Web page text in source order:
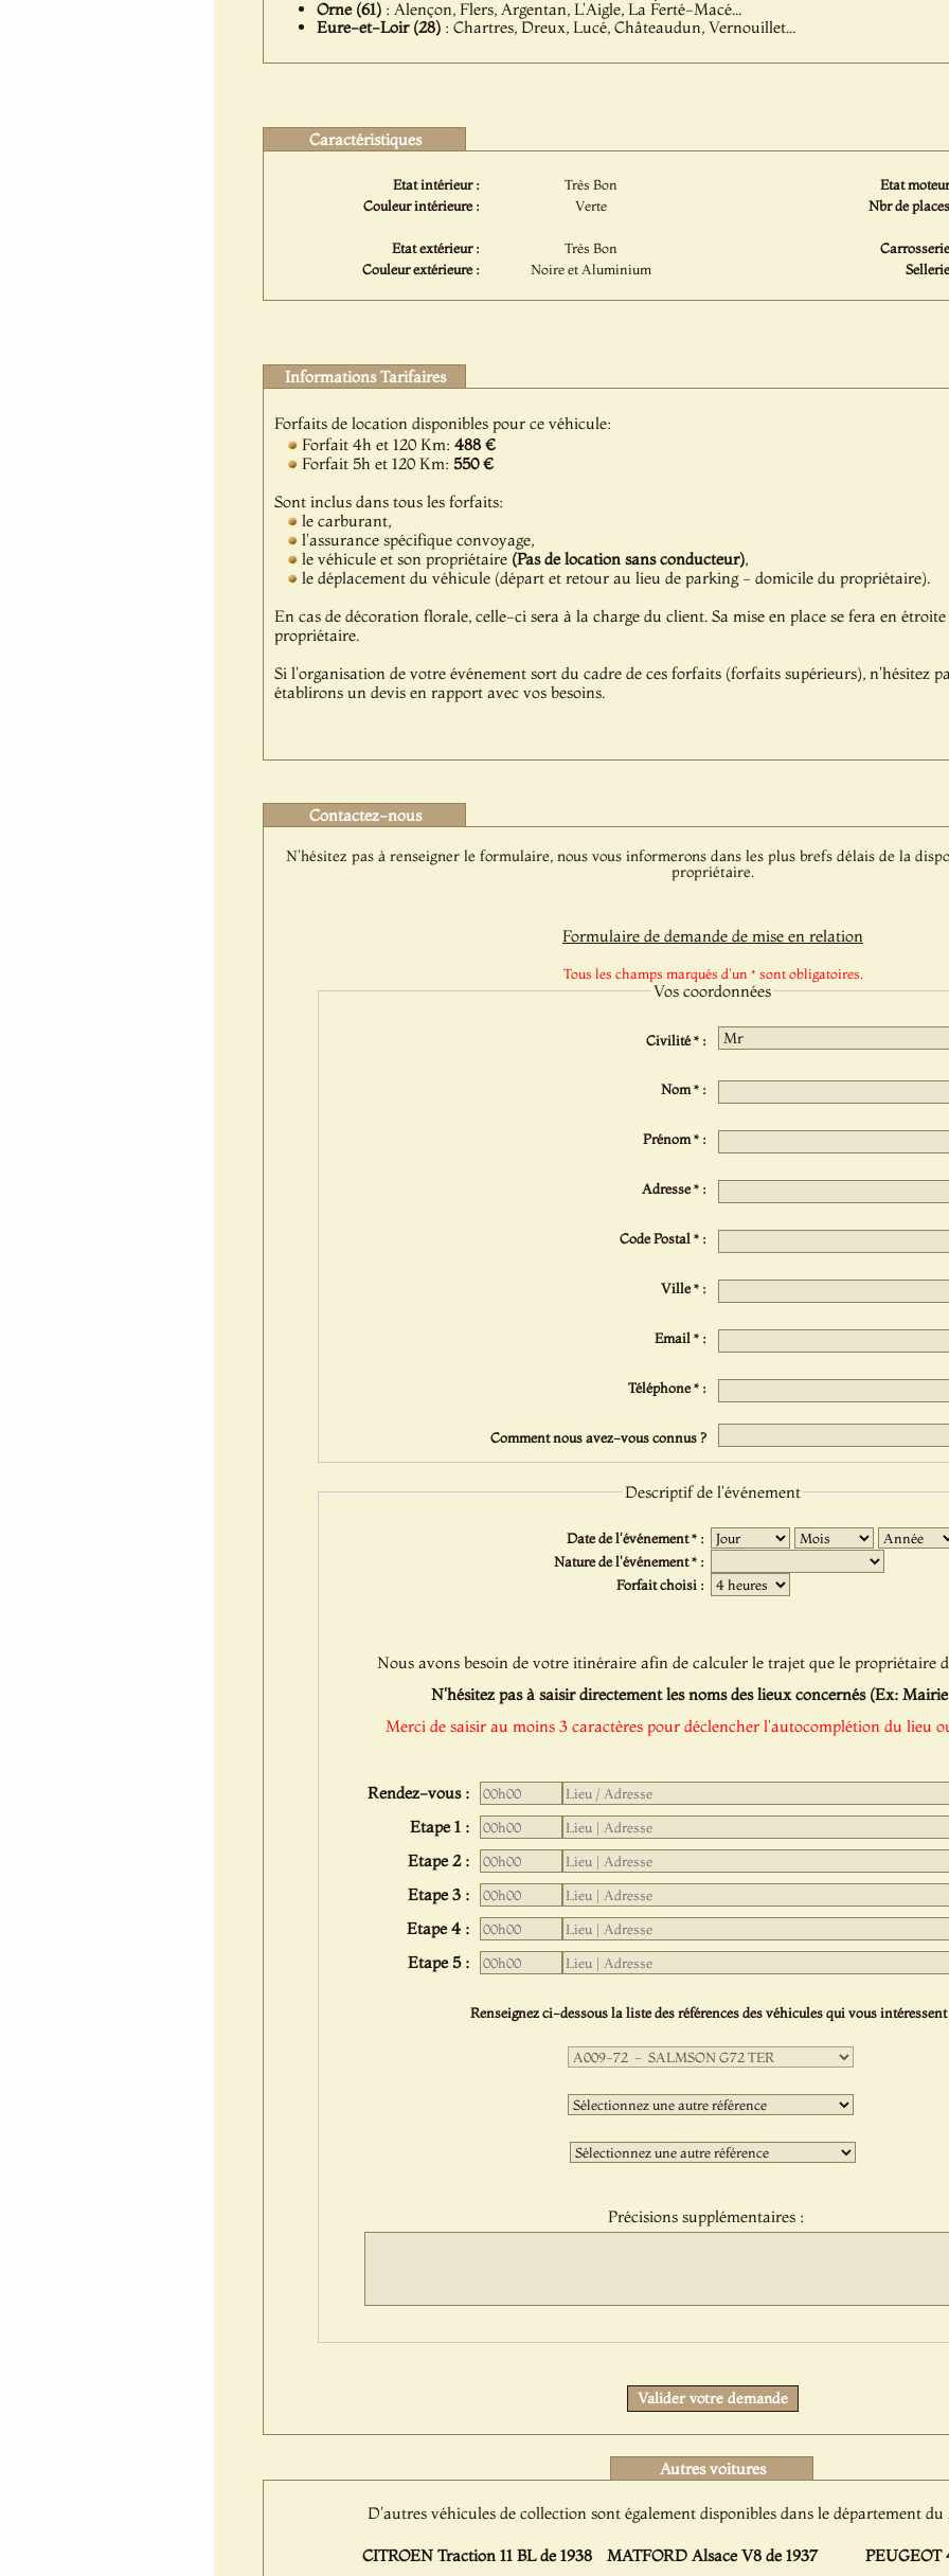
Orne (61): Alençon, Flers, Argentan, L'Aigle, La Ferté-Macé...
Eure-et-Loir (28): Chartres, Dreux, Lucé, Châteaudun, Vernouillet...
Caractéristiques
Etat intérieur :
Très Bon
Couleur intérieure :
Verte
Etat extérieur :
Très Bon
Couleur extérieure :
Noire et Aluminium
Etat
Nbr de
Informations Tarifaires
Forfaits de location disponibles pour ce véhicule:
Forfait 4h et 120 Km: 488 €
Forfait 5h et 120 Km: 550 €
Sont inclus dans tous les forfaits:
le carburant,
l'assurance spécifique convoyage,
le véhicule et son propriétaire (Pas de location sans conducteur),
le déplacement du véhicule (départ et retour au lieu de parking - domicile du propriétaire).
En cas de décoration florale, celle-ci sera à la charge du client. Sa mise en place se fera en
propriétaire.
Si l'organisation de votre événement sort du cadre de ces forfaits (forfaits supérieurs), n'hésitez
établirons un devis en rapport avec vos besoins.
Contactez-nous
N'hésitez pas à renseigner le formulaire, nous vous informerons dans les plus brefs délais de la
propriétaire.
Formulaire de demande de mise en relation
Tous les champs marqués d'un * sont obligatoires.
Vos coordonnées
Civilité * :
Nom * :
Prénom * :
Adresse * :
Code Postal * :
Ville * :
Email * :
Téléphone * :
Comment nous avez-vous connus ?
Descriptif de l'événement
Date de l'événement * :
Nature de l'événement * :
Forfait choisi :
Nous avons besoin de votre itinéraire afin de calculer le trajet que le propriétaire
N'hésitez pas à saisir directement les noms des lieux concernés (Ex: Mairie
Merci de saisir au moins 3 caractères pour déclencher l'autocomplétion du lieu
Rendez-vous :
Etape 1 :
Etape 2 :
Etape 3 :
Etape 4 :
Etape 5 :
Renseignez ci-dessous la liste des références des véhicules qui vous intéressent
Première
sélection
:Deuxième
sélection
:Troisième
sélection
Précisions supplémentaires :
Valider votre demande
Autres voitures
D'autres véhicules de collection sont également disponibles dans le département
CITROEN Traction 11 BL de 1938 MATFORD Alsace V8 de 1937 PEUGEOT